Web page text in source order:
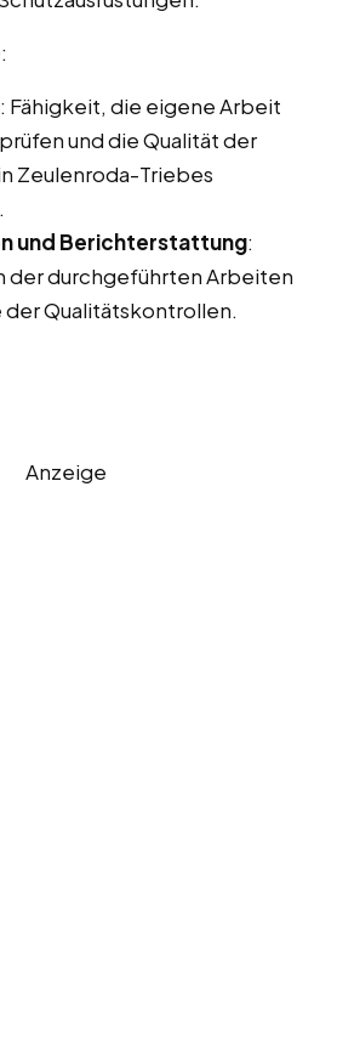
:
: Fähigkeit, die eigene Arbeit
und die Qualität der
Zeulenroda-Triebes
und Berichterstattung:
der durchgeführten Arbeiten
der Qualitätskontrollen.
Anzeige